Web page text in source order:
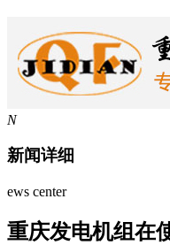
N
新闻详细
ews center
重庆发电机组在